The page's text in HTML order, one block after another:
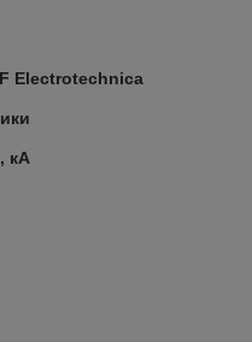
Electrotechnica
кА